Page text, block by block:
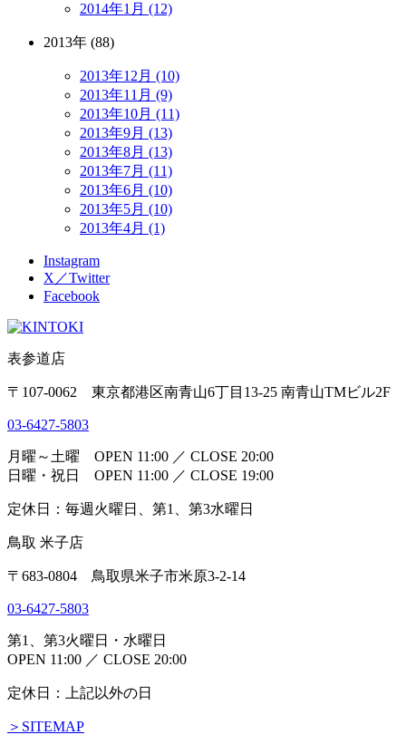
2014年1月 (12)
2013年 (88)
2013年12月 (10)
2013年11月 (9)
2013年10月 (11)
2013年9月 (13)
2013年8月 (13)
2013年7月 (11)
2013年6月 (10)
2013年5月 (10)
2013年4月 (1)
Instagram
X／Twitter
Facebook
表参道店
〒107-0062 東京都港区南青山6丁目13-25 南青山TMビル2F
03-6427-5803
月曜～土曜 OPEN 11:00 ／ CLOSE 20:00
日曜・祝日 OPEN 11:00 ／ CLOSE 19:00
定休日：毎週火曜日、第1、第3水曜日
鳥取 米子店
〒683-0804 鳥取県米子市米原3-2-14
03-6427-5803
第1、第3火曜日・水曜日
OPEN 11:00 ／ CLOSE 20:00
定休日：上記以外の日
＞SITEMAP